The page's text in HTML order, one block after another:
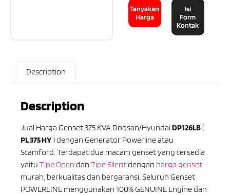
Tanyakan
Harga
Isi
Form
Kontak
Description
Description
Jual Harga Genset 375 KVA Doosan/HyundaiDP126LB(
PL 375 HY) dengan Generator Powerline atau
Stamford. Terdapat dua macam genset yang tersedia
yaitu Tipe Open dan Tipe Silentdengan harga genset
murah, berkualitas dan bergaransi. Seluruh Genset
POWERLINE menggunakan 100% GENUINE Engine dan